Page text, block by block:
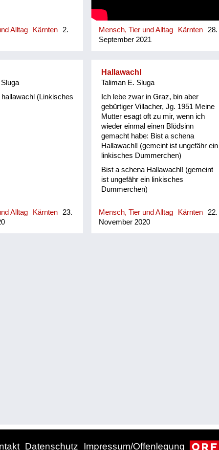
Alltag Kärnten
2.
Mensch, Tier und Alltag Kärnten
28.
September 2021
(Linkisches
Alltag Kärnten
23.
Hallawachl
Taliman E. Sluga
Ich lebe zwar in Graz, bin aber
gebürtiger Villacher, Jg. 1951 Meine
Mutter esagt oft zu mir, wenn ich
wieder einmal einen Blödsinn
gemacht habe: Bist a schena
Hallawachl! (gemeint ist ungefähr ein
linkisches Dummerchen)
Bist a schena Hallawachl! (gemeint
ist ungefähr ein linkisches
Dummerchen)
Mensch, Tier und Alltag Kärnten
22.
November 2020
Datenschutz Impressum/Offenlegung